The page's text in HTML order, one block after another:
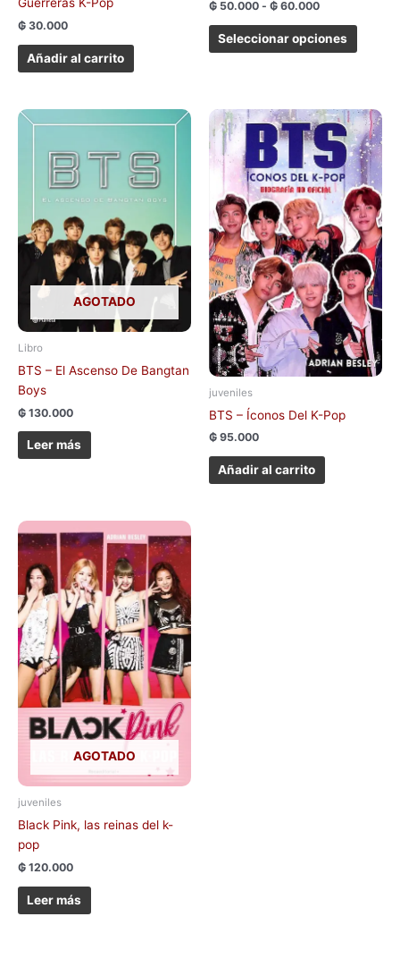
₲ 30.000
Añadir al carrito
₲ 50.000 - ₲ 60.000
Seleccionar opciones
AGOTADO
Libro
BTS – El Ascenso De Bangtan
Boys
₲ 130.000
Leer más
juveniles
BTS – Íconos Del K-Pop
₲ 95.000
Añadir al carrito
AGOTADO
juveniles
Black Pink, las reinas del k-
pop
₲ 120.000
Leer más